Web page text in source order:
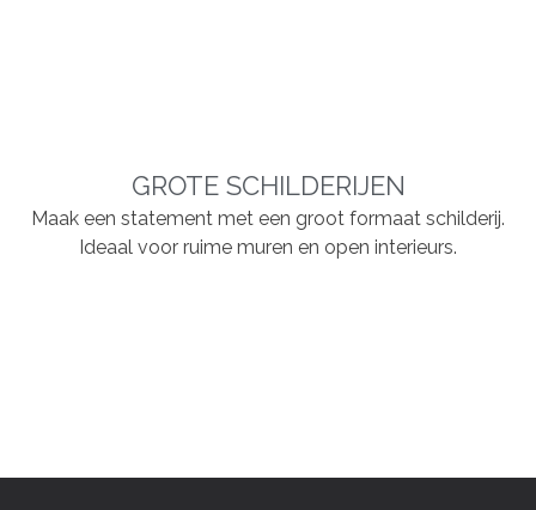
GROTE SCHILDERIJEN
Maak een statement met een groot formaat schilderij.
Ideaal voor ruime muren en open interieurs.